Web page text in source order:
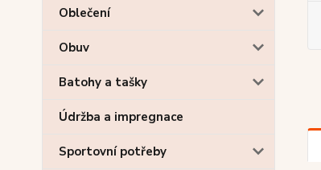
Oblečení
Obuv
Batohy a tašky
Údržba a impregnace
Sportovní potřeby